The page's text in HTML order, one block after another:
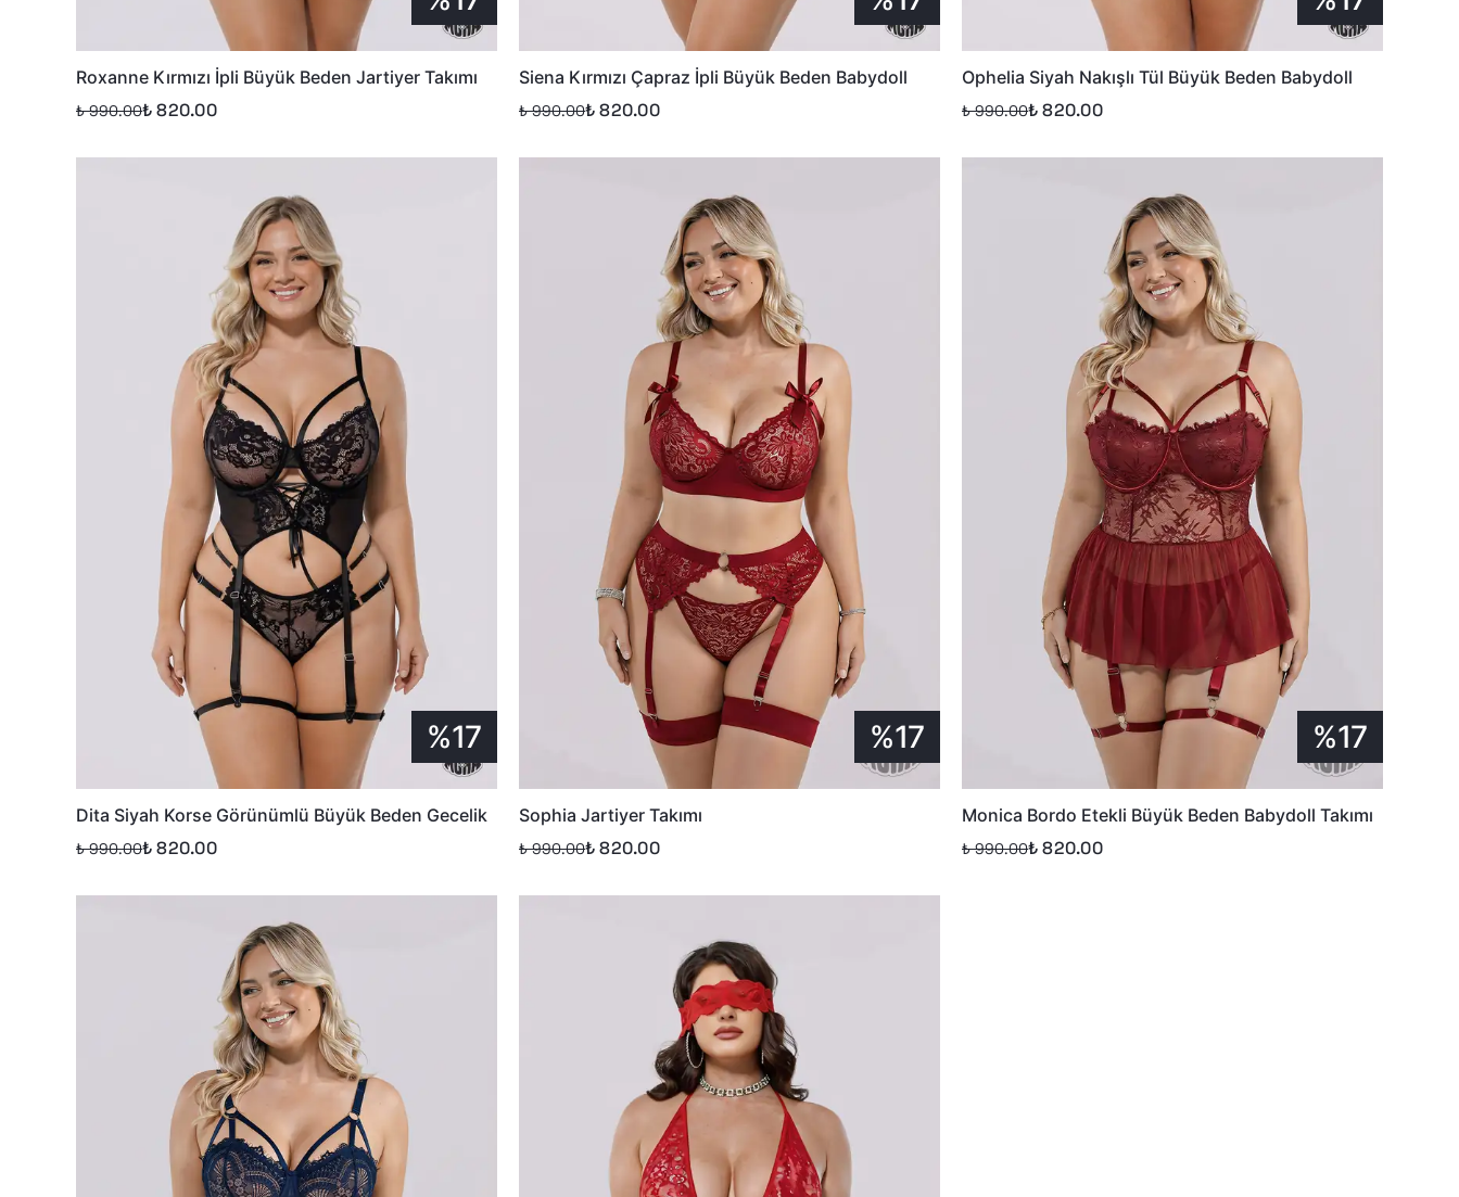
Roxanne Kırmızı İpli Büyük Beden Jartiyer Takımı
₺ 990.00₺ 820.00
Siena Kırmızı Çapraz İpli Büyük Beden Babydoll
₺ 990.00₺ 820.00
Ophelia Siyah Nakışlı Tül Büyük Beden Babydoll
₺ 990.00₺ 820.00
%17
Dita Siyah Korse Görünümlü Büyük Beden Gecelik
₺ 990.00₺ 820.00
%17
Sophia Jartiyer Takımı
₺ 990.00₺ 820.00
%17
Monica Bordo Etekli Büyük Beden Babydoll Takımı
₺ 990.00₺ 820.00